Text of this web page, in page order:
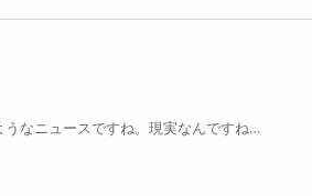
なニュースですね。現実なんですね…